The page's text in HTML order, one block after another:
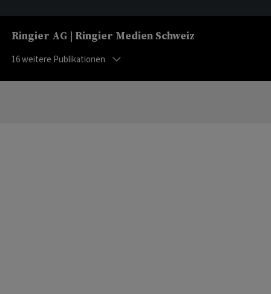
Ringier AG | Ringier Medien Schweiz
16weitere Publikationen